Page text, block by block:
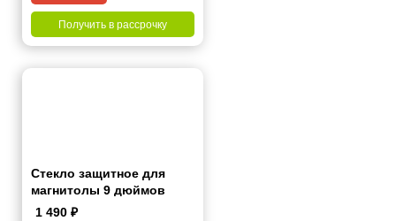
Получить в рассрочку
Стекло защитное для
магнитолы 9 дюймов
1 490 ₽